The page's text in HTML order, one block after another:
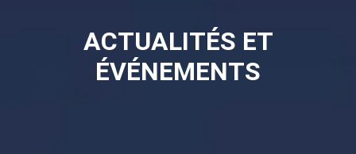
ACTUALITÉS ET
ÉVÉNEMENTS